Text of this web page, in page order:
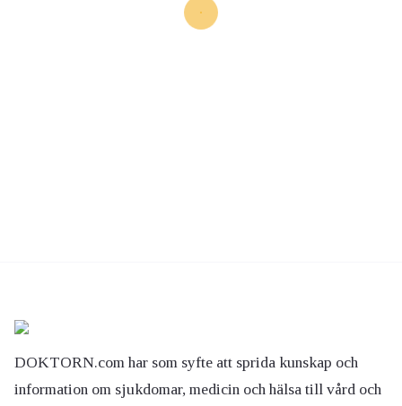
DOKTORN.com har som syfte att sprida kunskap och
information om sjukdomar, medicin och hälsa till vård och